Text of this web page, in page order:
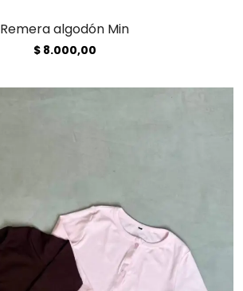
Remera algodón Min
$8.000,00